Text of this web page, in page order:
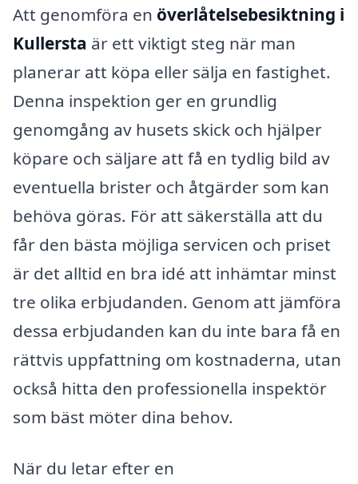
Att genomföra en överlåtelsebesiktning i
Kullersta är ett viktigt steg när man
planerar att köpa eller sälja en fastighet.
Denna inspektion ger en grundlig
genomgång av husets skick och hjälper
köpare och säljare att få en tydlig bild av
eventuella brister och åtgärder som kan
behöva göras. För att säkerställa att du
får den bästa möjliga servicen och priset
är det alltid en bra idé att inhämtar minst
tre olika erbjudanden. Genom att jämföra
dessa erbjudanden kan du inte bara få en
rättvis uppfattning om kostnaderna, utan
också hitta den professionella inspektör
som bäst möter dina behov.
När du letar efter en